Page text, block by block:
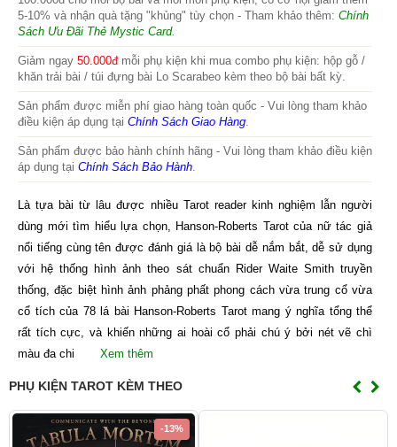
5-10% và nhận quà tặng "khủng" tùy chọn - Tham khảo thêm: Chính
Sách Ưu Đãi Thẻ Mystic Card.
Giảm ngay 50.000đmỗi phụ kiện khi mua combo phụ kiện: hộp gỗ /
khăn trải bài / túi đựng bài Lo Scarabeo kèm theo bộ bài bất kỳ.
Sản phẩm được miễn phí giao hàng toàn quốc - Vui lòng tham khảo
điều kiện áp dụng tại Chính Sách Giao Hàng
Sản phẩm được bảo hành chính hãng - Vui lòng tham khảo điều kiện
áp dụng tại Chính Sách Bảo Hành
Là tựa bài từ lâu được nhiều Tarot reader kinh nghiệm lẫn người
dùng mới tìm hiểu lựa chọn, Hanson-Roberts Tarot của nữ tác giả
nổi tiếng cùng tên được đánh giá là bộ bài dễ nắm bắt, dễ sử dụng
với hệ thống hình ảnh theo sát chuẩn Rider Waite Smith truyền
thống, đặc biệt hình ảnh phảng phất phong cách vừa trung cổ vừa
cổ tích của 78 lá bài Hanson-Roberts Tarot mang ý nghĩa tổng thể
rất tích cực, và khiến những ai hoài cổ phải chú ý bởi nét vẽ chì
màu đa chi
Xem thêm
PHỤ KIỆN TAROT KÈM THEO
-13%